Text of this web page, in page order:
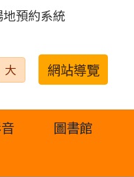
地預約系統
大 網站導覽
圖書館